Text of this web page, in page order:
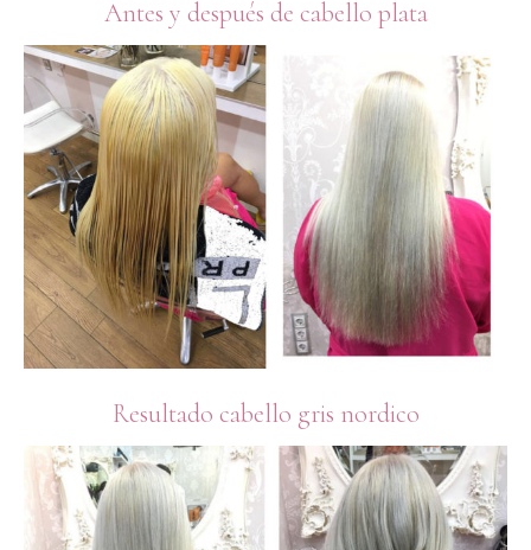
Antes y después de cabello plata
Resultado cabello gris nordico